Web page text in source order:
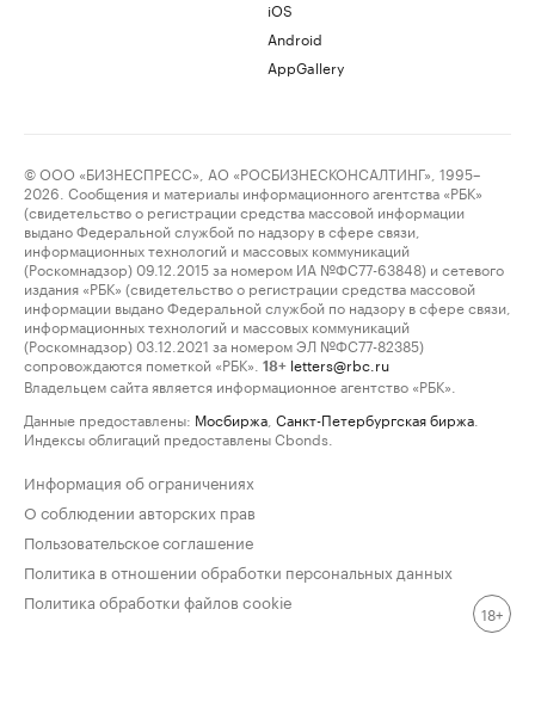
iOS
Android
AppGallery
© ООО «БИЗНЕСПРЕСС», АО «РОСБИЗНЕСКОНСАЛТИНГ», 1995–
2026. Сообщения и материалы информационного агентства «РБК»
(свидетельство о регистрации средства массовой информации
выдано Федеральной службой по надзору в сфере связи,
информационных технологий и массовых коммуникаций
(Роскомнадзор) 09.12.2015 за номером ИА №ФС77-63848) и сетевого
издания «РБК» (свидетельство о регистрации средства массовой
информации выдано Федеральной службой по надзору в сфере связи,
информационных технологий и массовых коммуникаций
(Роскомнадзор) 03.12.2021 за номером ЭЛ №ФС77-82385)
сопровождаются пометкой «РБК».
18+ letters@rbc.ru
Владельцем сайта является информационное агентство «РБК».
Данные предоставлены: Мосбиржа Санкт-Петербургская биржа
Индексы облигаций предоставлены Cbonds.
Информация об ограничениях
О соблюдении авторских прав
Пользовательское соглашение
Политика в отношении обработки персональных данных
Политика обработки файлов cookie
18+